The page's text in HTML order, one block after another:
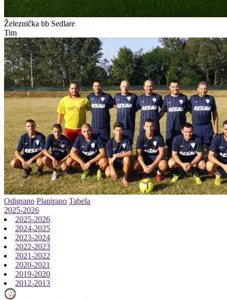
Železnička bb Sedlare
Tim
Odigrano Planirano Tabela
2025-2026
2025-2026
2024-2025
2023-2024
2022-2023
2021-2022
2020-2021
2019-2020
2012-2013